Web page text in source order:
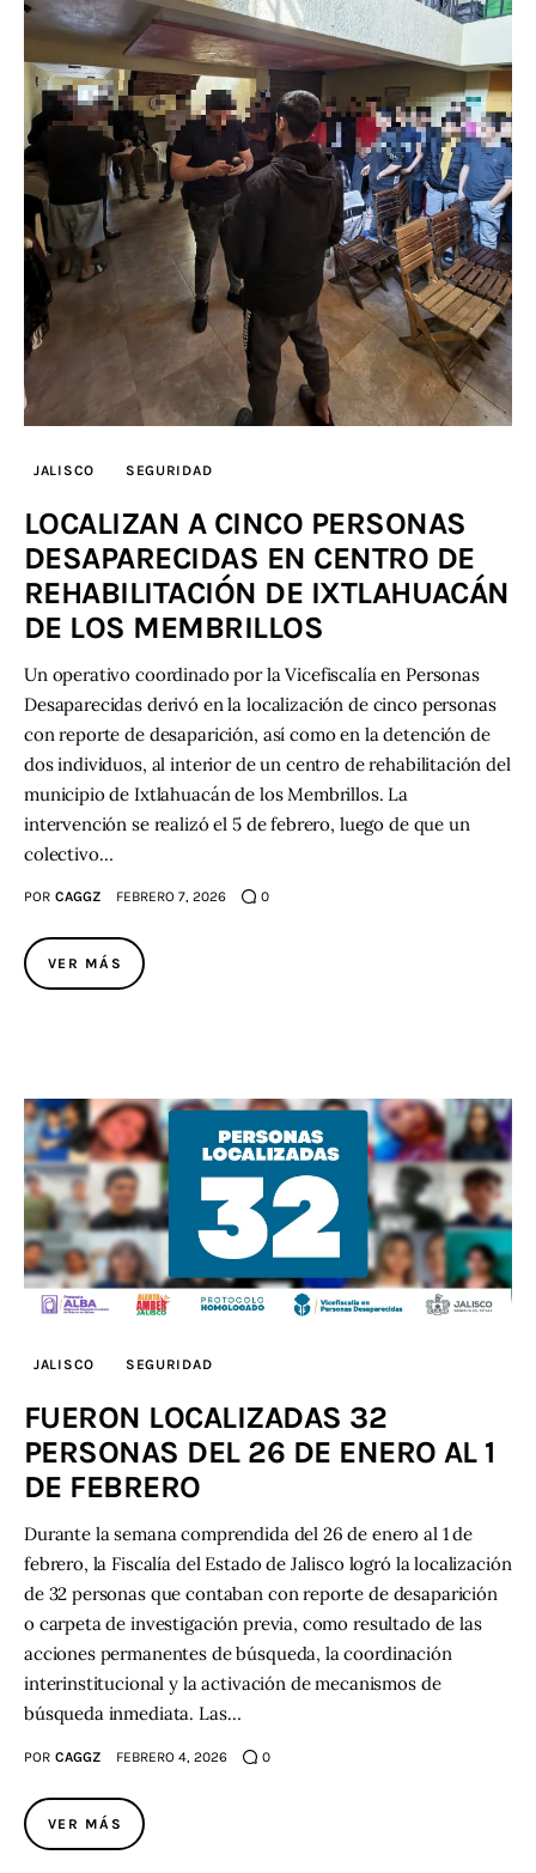
JALISCO SEGURIDAD
LOCALIZAN A CINCO PERSONAS
DESAPARECIDAS EN CENTRO DE
REHABILITACIÓN DE IXTLAHUACÁN
DE LOS MEMBRILLOS
Un operativo coordinado por la Vicefiscalía en Personas
Desaparecidas derivó en la localización de cinco personas
con reporte de desaparición, así como en la detención de
dos individuos, al interior de un centro de rehabilitación del
municipio de Ixtlahuacán de los Membrillos. La
intervención se realizó el 5 de febrero, luego de que un
colectivo…
POR CAGGZ FEBRERO 7, 2026 0
VER MÁS
JALISCO SEGURIDAD
FUERON LOCALIZADAS 32
PERSONAS DEL 26 DE ENERO AL 1
DE FEBRERO
Durante la semana comprendida del 26 de enero al 1 de
febrero, la Fiscalía del Estado de Jalisco logró la localización
de 32 personas que contaban con reporte de desaparición
o carpeta de investigación previa, como resultado de las
acciones permanentes de búsqueda, la coordinación
interinstitucional y la activación de mecanismos de
búsqueda inmediata. Las…
POR CAGGZ FEBRERO 4, 2026 0
VER MÁS